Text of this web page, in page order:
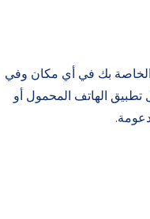
الخاصة بك في أي مكان وفي
الهاتف المحمول أو